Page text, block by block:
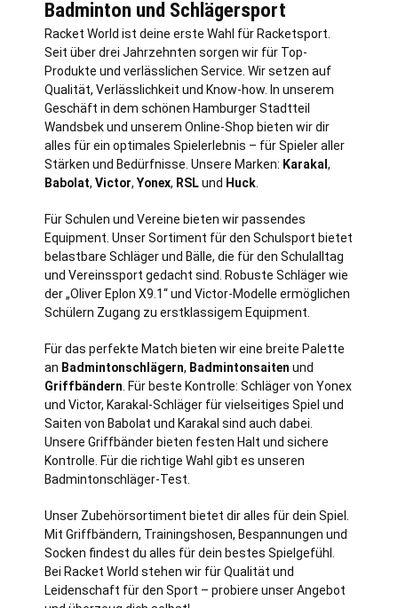
Badminton und Schlägersport
Racket World ist deine erste Wahl für Racketsport.
Seit über drei Jahrzehnten sorgen wir für Top-
Produkte und verlässlichen Service. Wir setzen auf
Qualität, Verlässlichkeit und Know-how. In unserem
Geschäft in dem schönen Hamburger Stadtteil
Wandsbek und unserem Online-Shop bieten wir dir
alles für ein optimales Spielerlebnis – für Spieler aller
Stärken und Bedürfnisse. Unsere Marken: Karakal ,
Babolat, Victor, Yonex, RSLund Huck
Für Schulen und Vereine bieten wir passendes
Equipment. Unser Sortiment für den Schulsport bietet
belastbare Schläger und Bälle, die für den Schulalltag
und Vereinssport gedacht sind. Robuste Schläger wie
der „Oliver Eplon X9.1“ und Victor-Modelle ermöglichen
Schülern Zugang zu erstklassigem Equipment.
Für das perfekte Match bieten wir eine breite Palette
an Badmintonschlägern, Badmintonsaiten und
Griffbändern . Für beste Kontrolle: Schläger von Yonex
und Victor, Karakal-Schläger für vielseitiges Spiel und
Saiten von Babolat und Karakal sind auch dabei.
Unsere Griffbänder bieten festen Halt und sichere
Kontrolle. Für die richtige Wahl gibt es unseren
Badmintonschläger-Test.
Unser Zubehörsortiment bietet dir alles für dein Spiel.
Mit Griffbändern, Trainingshosen, Bespannungen und
Socken findest du alles für dein bestes Spielgefühl.
Bei Racket World stehen wir für Qualität und
Leidenschaft für den Sport – probiere unser Angebot